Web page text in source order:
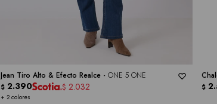
Jean Tiro Alto & Efecto Realce - ONE 5 ONE
+ 2 colores
$ 2.390 $ 2.032 $